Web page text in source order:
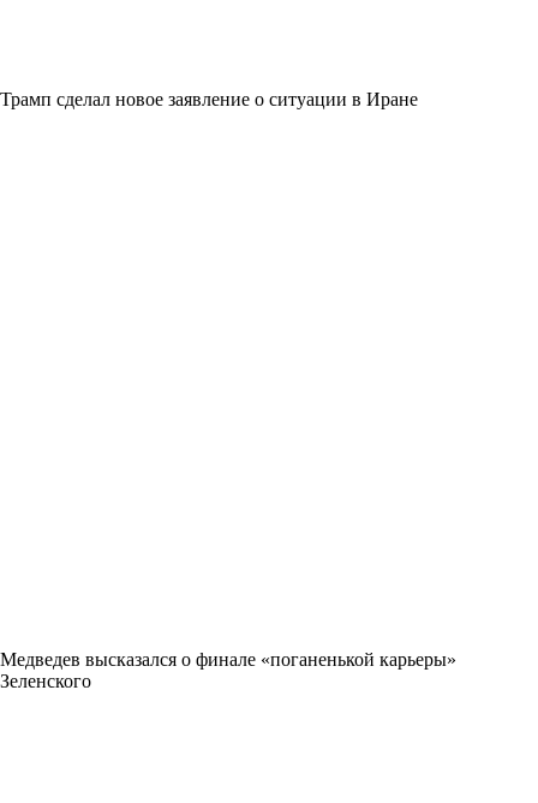
Трамп сделал новое заявление о ситуации в Иране
Медведев высказался о финале «поганенькой карьеры»
Зеленского